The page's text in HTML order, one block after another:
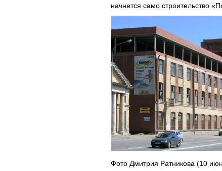
начнется само строительство
Фото Дмитрия Ратникова (10